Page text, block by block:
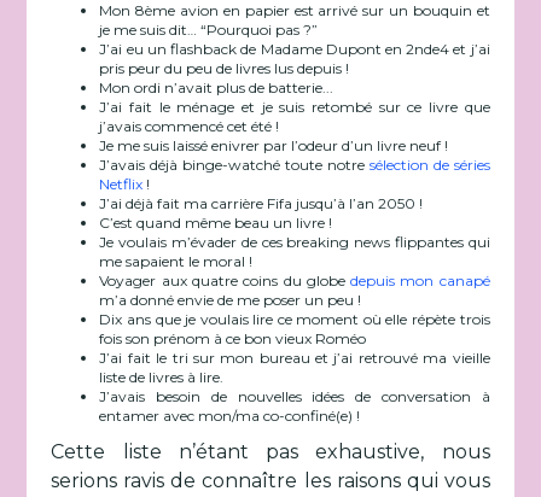
Mon 8ème avion en papier est arrivé sur un bouquin et
je me suis dit… “Pourquoi pas ?”
J’ai eu un flashback de Madame Dupont en 2nde4 et j’ai
pris peur du peu de livres lus depuis !
Mon ordi n’avait plus de batterie...
J’ai fait le ménage et je suis retombé sur ce livre que
j’avais commencé cet été !
Je me suis laissé enivrer par l’odeur d’un livre neuf !
J’avais déjà binge-watché toute notre sélection de séries
Netflix !
J’ai déjà fait ma carrière Fifa jusqu’à l’an 2050 !
C’est quand même beau un livre !
Je voulais m’évader de ces breaking news flippantes qui
me sapaient le moral !
Voyager aux quatre coins du globedepuis mon canapé
m’a donné envie de me poser un peu !
Dix ans que je voulais lire ce moment où elle répète trois
fois son prénom à ce bon vieux Roméo
J’ai fait le tri sur mon bureau et j’ai retrouvé ma vieille
liste de livres à lire.
J’avais besoin de nouvelles idées de conversation à
entamer avec mon/ma co-confiné(e) !
Cette liste n’étant pas exhaustive, nous
serions ravis de connaître les raisons qui vous